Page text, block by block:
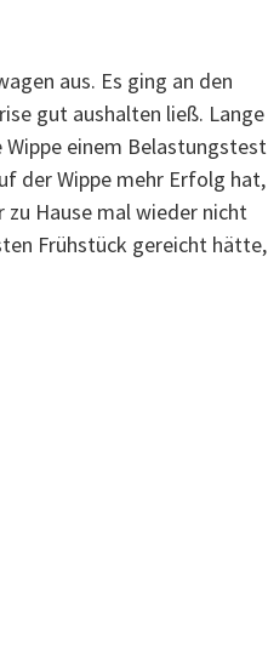
aus. Es ging an den
gut aushalten ließ. Lange
einem Belastungstest
der Wippe mehr Erfolg hat,
Hause mal wieder nicht
Frühstück gereicht hätte,